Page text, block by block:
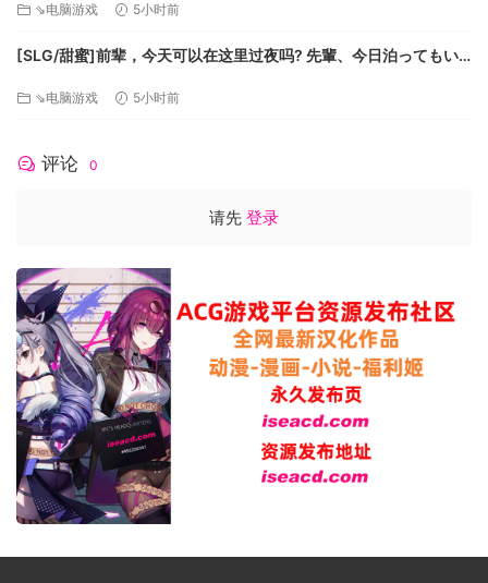
声卡: DirectX compatible soundcard or onboard
⇘电脑游戏 5小时前
[SLG/甜蜜]前辈，今天可以在这里过夜吗? 先輩、今日泊ってもい
⇘电脑游戏 5小时前
评论 0
请先 登录